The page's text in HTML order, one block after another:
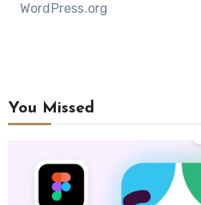
WordPress.org
You Missed